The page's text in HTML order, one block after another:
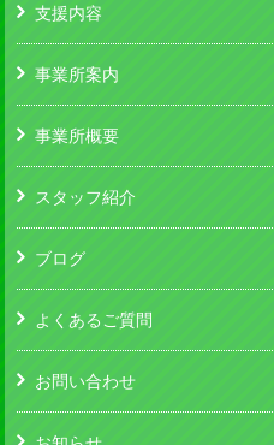
支援内容
事業所案内
事業所概要
スタッフ紹介
ブログ
よくあるご質問
お問い合わせ